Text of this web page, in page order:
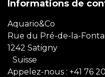
Informations de
Aquario&Co
Rue du Pré-de-la-
1242 Satigny
Suisse
Appelez-nous : +41 76